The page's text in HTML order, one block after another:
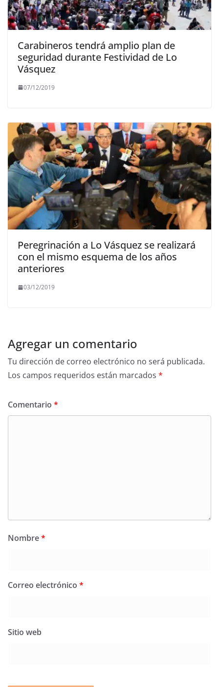
Carabineros tendrá amplio plan de
seguridad durante Festividad de Lo
Vásquez
07/12/2019
Peregrinación a Lo Vásquez se realizará
con el mismo esquema de los años
anteriores
03/12/2019
Agregar un comentario
Tu dirección de correo electrónico no será publicada.
Los campos requeridos están marcados *
Comentario *
Nombre*
Correo electrónico *
Sitio web